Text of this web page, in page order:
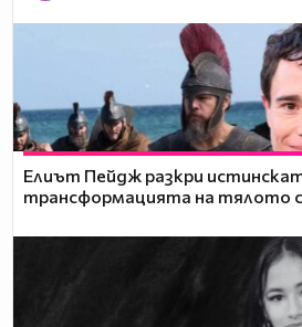
Елиът Пейдж разкри
трансформацията на тялото